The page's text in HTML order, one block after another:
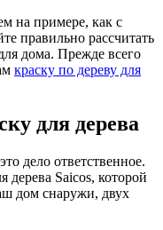
на примере, как с
правильно рассчитать
дома. Прежде всего
краску по дереву для
для дерева
дело ответственное.
дерева Saicos, которой
дом снаружи, двух